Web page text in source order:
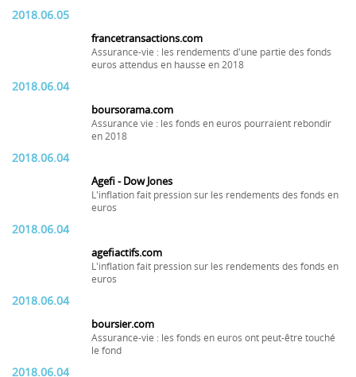
2018.06.05
francetransactions.com
Assurance-vie : les rendements d'une partie des fonds
euros attendus en hausse en 2018
2018.06.04
boursorama.com
Assurance vie : les fonds en euros pourraient rebondir
en 2018
2018.06.04
Agefi - Dow Jones
L'inflation fait pression sur les rendements des fonds en
euros
2018.06.04
agefiactifs.com
L'inflation fait pression sur les rendements des fonds en
euros
2018.06.04
boursier.com
Assurance-vie : les fonds en euros ont peut-être touché
le fond
2018.06.04